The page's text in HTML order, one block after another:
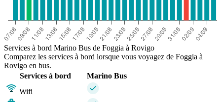
Services à bord Marino Bus de Foggia à Rovigo
Comparez les services à bord lorsque vous voyagez de Foggia à
Rovigo en bus.
Services à bord
Marino Bus
Wifi